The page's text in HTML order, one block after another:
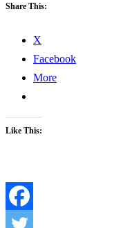
Share This:
X
Facebook
More
Like This: